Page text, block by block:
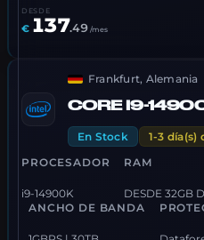
DESDE
€ 137.49 /mes
Frankfurt, Alemania
CORE I9-
En Stock
1-3 día(s)
PROCESADOR
i9-14900K
RAM
DESDE 32GB
ANCHO DE BANDA